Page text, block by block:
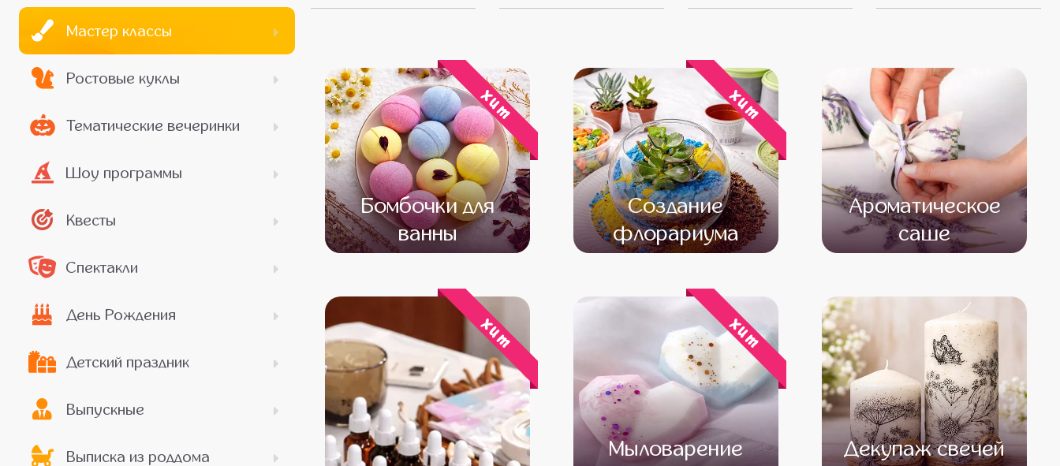
Мастер классы
Ростовые куклы
Тематические вечеринки
Шоу программы
Квесты
Спектакли
День Рождения
Детский праздник
Выпускные
Выписка из роддома
Бомбочки для
ванны
хит
Создание
флорариума
хит
Ароматическое
саше
хит
Мыловарение
хит
Декупаж свечей